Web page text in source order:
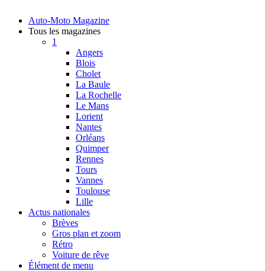
Auto-Moto Magazine
Tous les magazines
1
Angers
Blois
Cholet
La Baule
La Rochelle
Le Mans
Lorient
Nantes
Orléans
Quimper
Rennes
Tours
Vannes
Toulouse
Lille
Actus nationales
Brèves
Gros plan et zoom
Rétro
Voiture de rêve
Élément de menu